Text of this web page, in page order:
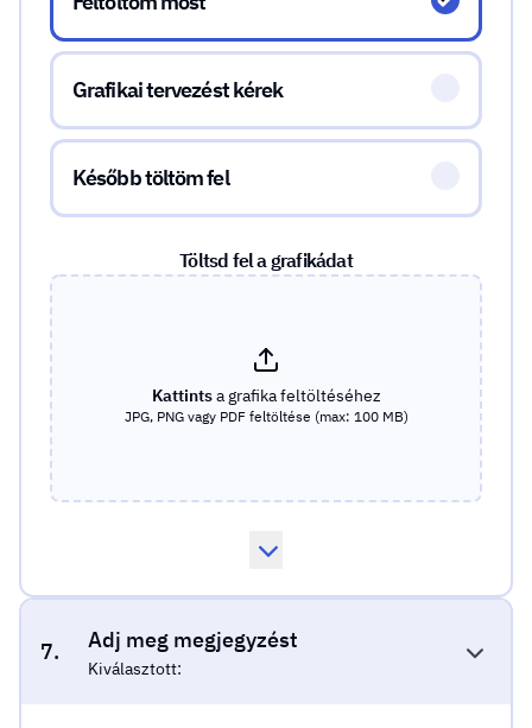
Grafikai tervezést kérek
Később töltöm fel
Töltsd fel a grafikádat
Kattintsa grafika feltöltéséhez
JPG, PNG vagy PDF feltöltése (max: 100 MB)
7. Adj meg megjegyzést
Kiválasztott: